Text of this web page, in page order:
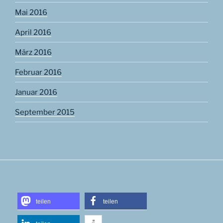
Mai 2016
April 2016
März 2016
Februar 2016
Januar 2016
September 2015
teilen teilen